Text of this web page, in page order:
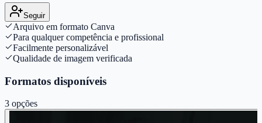
Seguir
Arquivo em formato Canva
Para qualquer competência e profissional
Facilmente personalizável
Qualidade de imagem verificada
Formatos disponíveis
3 opções